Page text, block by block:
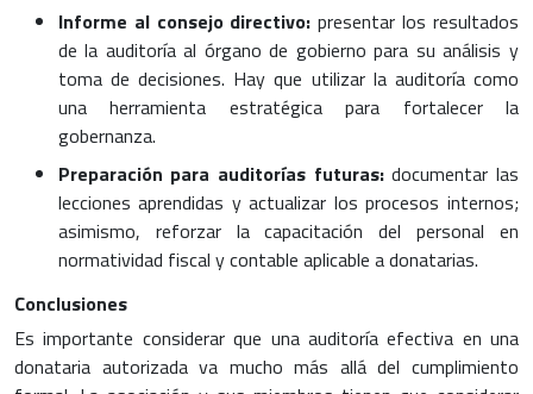
Informe al consejo directivo:presentar los resultados
de la auditoría al órgano de gobierno para su análisis y
toma de decisiones. Hay que utilizar la auditoría como
una herramienta estratégica para fortalecer la
gobernanza.
Preparación para auditorías futuras:documentar las
lecciones aprendidas y actualizar los procesos internos;
asimismo, reforzar la capacitación del personal en
normatividad fiscal y contable aplicable a donatarias.
Conclusiones
Es importante considerar que una auditoría efectiva en una
donataria autorizada va mucho más allá del cumplimiento